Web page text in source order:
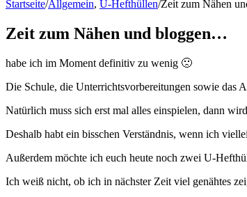
Startseite/Allgemein, U-Hefthüllen/Zeit zum Nähen
Zeit zum Nähen und bloggen…
habe ich im Moment definitiv zu wenig 🙁
Die Schule, die Unterrichtsvorbereitungen sowie das
Natürlich muss sich erst mal alles einspielen, dann
Deshalb habt ein bisschen Verständnis, wenn ich
Außerdem möchte ich euch heute noch zwei U-
Ich weiß nicht, ob ich in nächster Zeit viel genähtes